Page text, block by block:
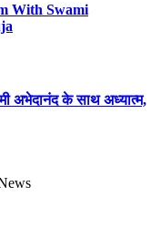
With Swami
अभेदानंद के साथ अध्यात्म,